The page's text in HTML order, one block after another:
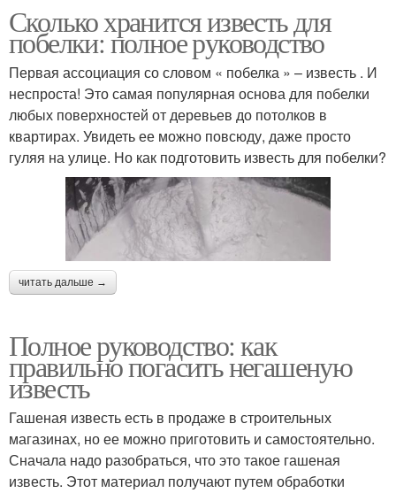
Сколько хранится известь для
побелки: полное руководство
Первая ассоциация со словом « побелка » – известь . И
неспроста! Это самая популярная основа для побелки
любых поверхностей от деревьев до потолков в
квартирах. Увидеть ее можно повсюду, даже просто
гуляя на улице. Но как подготовить известь для побелки?
читать дальше →
Полное руководство: как
правильно погасить негашеную
известь
Гашеная известь есть в продаже в строительных
магазинах, но ее можно приготовить и самостоятельно.
Сначала надо разобраться, что это такое гашеная
известь. Этот материал получают путем обработки